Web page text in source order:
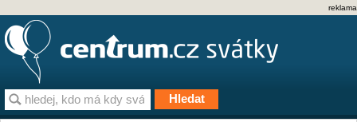
reklama